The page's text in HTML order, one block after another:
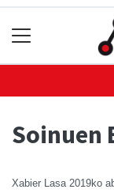
Soinuen
Xabier Lasa 2019ko